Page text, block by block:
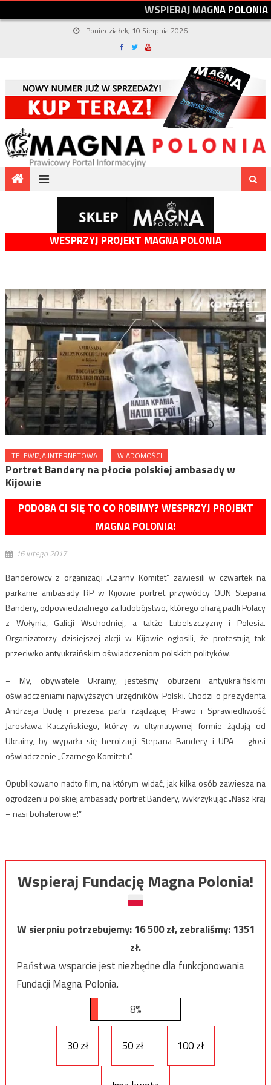
WSPIERAJMAGNAPOLONIA
Poniedziałek, 10 Sierpnia 2026
WESPRZYJ PROJEKT MAGNA POLONIA
TELEWIZJA INTERNETOWA WIADOMOŚCI
Portret Bandery na płocie polskiej ambasady w
Kijowie
PODOBA CI SIĘ TO CO ROBIMY? WESPRZYJ PROJEKT
MAGNA POLONIA!
16 lutego 2017
Banderowcy z organizacji „Czarny Komitet” zawiesili w czwartek na
parkanie ambasady RP w Kijowie portret przywódcy OUN Stepana
Bandery, odpowiedzialnego za ludobójstwo, którego ofiarą padli Polacy
z Wołynia, Galicji Wschodniej, a także Lubelszczyzny i Polesia.
Organizatorzy dzisiejszej akcji w Kijowie ogłosili, że protestują tak
przeciwko antyukraińskim oświadczeniom polskich polityków.
– My, obywatele Ukrainy, jesteśmy oburzeni antyukraińskimi
oświadczeniami najwyższych urzędników Polski. Chodzi o prezydenta
Andrzeja Dudę i prezesa partii rządzącej Prawo i Sprawiedliwość
Jarosława Kaczyńskiego, którzy w ultymatywnej formie żądają od
Ukrainy, by wyparła się heroizacji Stepana Bandery i UPA – głosi
oświadczenie „Czarnego Komitetu”.
Opublikowano nadto film, na którym widać, jak kilka osób zawiesza na
ogrodzeniu polskiej ambasady portret Bandery, wykrzykując „Nasz kraj
– nasi bohaterowie!”
Wspieraj Fundację Magna Polonia!
W sierpniu potrzebujemy:16 500zł, zebraliśmy:1351
zł.
Państwa wsparcie jest niezbędne dla funkcjonowania
Fundacji Magna Polonia.
8%
30 zł 50 zł 100 zł